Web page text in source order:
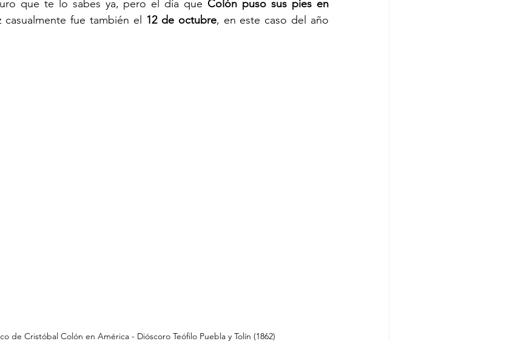
que te lo sabes ya, pero el día que Colón puso sus pies en
casualmente fue también el 12 de octubre, en este caso del año
de Cristóbal Colón en América - Dióscoro Teófilo Puebla y Tolín (1862)